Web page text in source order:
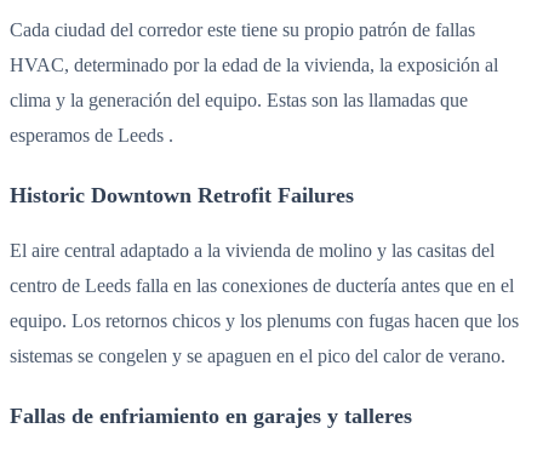
Cada ciudad del corredor este tiene su propio patrón de fallas
HVAC, determinado por la edad de la vivienda, la exposición al
clima y la generación del equipo. Estas son las llamadas que
esperamos de Leeds .
Historic Downtown Retrofit Failures
El aire central adaptado a la vivienda de molino y las casitas del
centro de Leeds falla en las conexiones de ductería antes que en el
equipo. Los retornos chicos y los plenums con fugas hacen que los
sistemas se congelen y se apaguen en el pico del calor de verano.
Fallas de enfriamiento en garajes y talleres